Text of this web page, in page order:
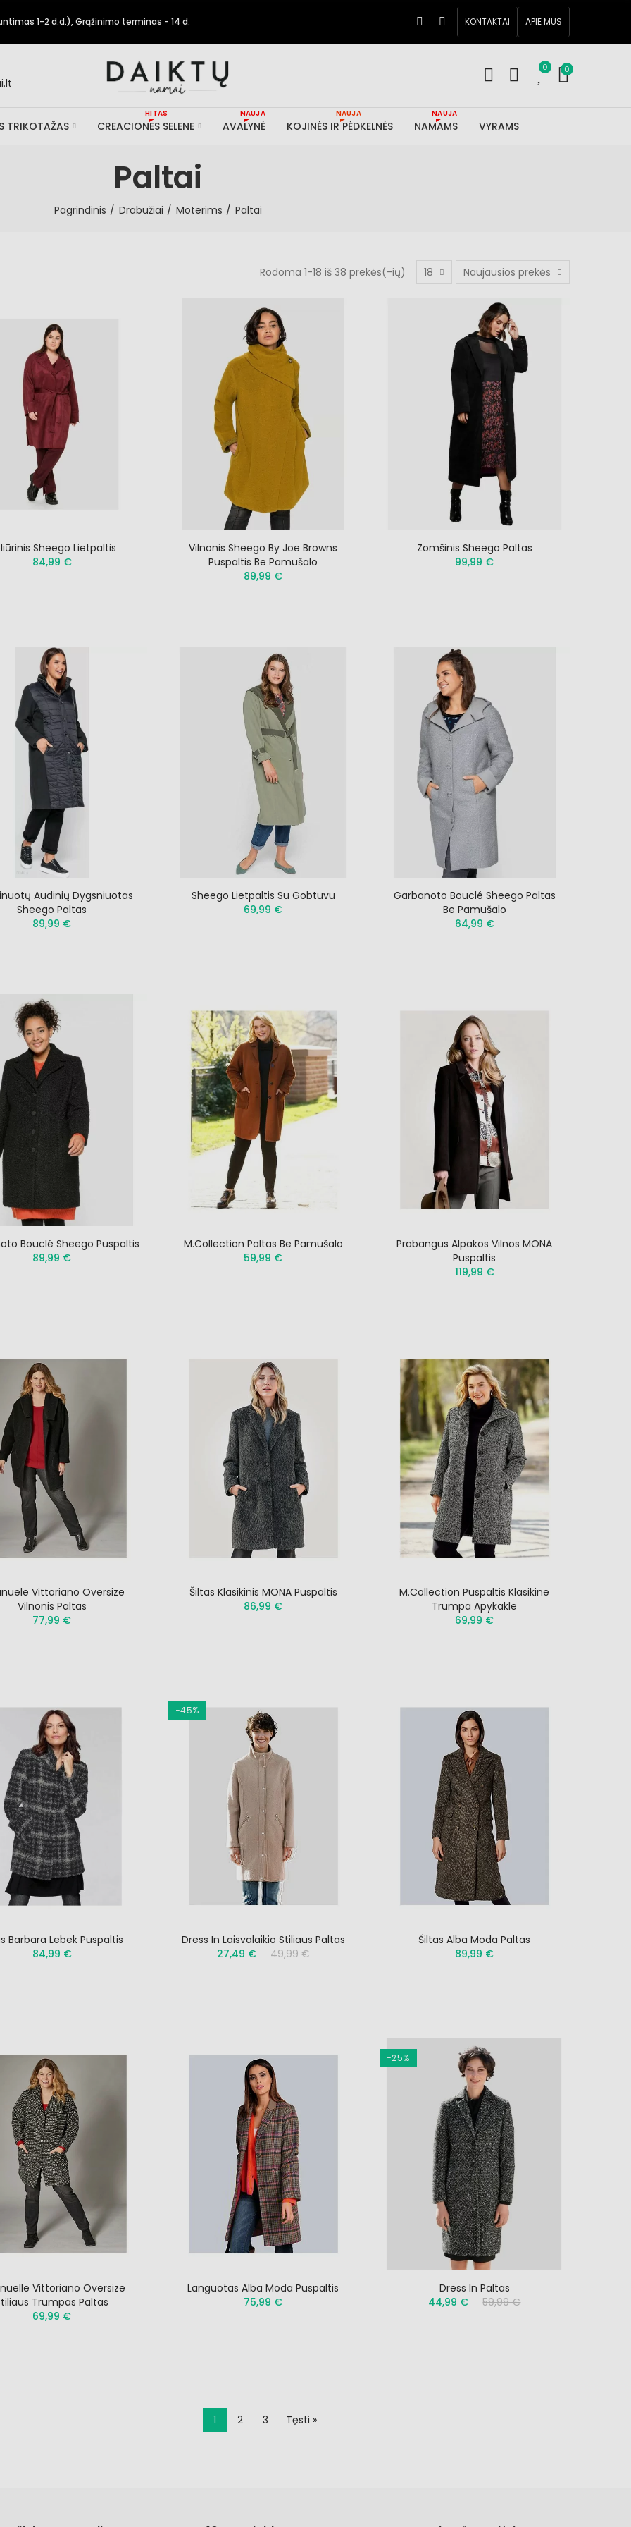
1-2 d.d.), Grąžinimo terminas - 14 d. KONTAKTAI APIE MUS
0 0
TRIKOTAŽAS CREACIONES SELENE
HITAS
AVALYNĖ
NAUJA
KOJINĖS IR PĖDKELNĖS
NAUJA
NAMAMS
NAUJA
VYRAMS
Paltai
Pagrindinis Drabužiai Moterims Paltai
Rodoma 1-18 iš 38 prekės(-ių) 18 Naujausios prekės
Sheego Lietpaltis
84,99 €
Vilnonis Sheego By Joe Browns
Puspaltis Be Pamušalo
89,99 €
Zomšinis Sheego Paltas
99,99 €
Audinių Dygsniuotas
Sheego Paltas
89,99 €
Sheego Lietpaltis Su Gobtuvu
69,99 €
Garbanoto Bouclé Sheego Paltas
Be Pamušalo
64,99 €
Bouclé Sheego Puspaltis
89,99 €
M.Collection Paltas Be Pamušalo
59,99 €
Prabangus Alpakos Vilnos MONA
Puspaltis
119,99 €
Vittoriano Oversize
Vilnonis Paltas
77,99 €
Šiltas Klasikinis MONA Puspaltis
86,99 €
M.Collection Puspaltis Klasikine
Trumpa Apykakle
69,99 €
Barbara Lebek Puspaltis
84,99 €
−45%
Dress In Laisvalaikio Stiliaus Paltas
27,49 €
49,99 €
Šiltas Alba Moda Paltas
89,99 €
Vittoriano Oversize
Trumpas Paltas
69,99 €
Languotas Alba Moda Puspaltis
75,99 €
−25%
Dress In Paltas
44,99 €
59,99 €
1 2 3 Tęsti »
NUANCE kelnaitės
persiko spalvos
3,50 €
7,00 €
NATURANA liemenėlė
17430 803
4,80 € 8,00 €
NATURANA kelnaitės
11419
3,00 €
6,00 €
NUANCE kelnaitės slyvos
spalvos